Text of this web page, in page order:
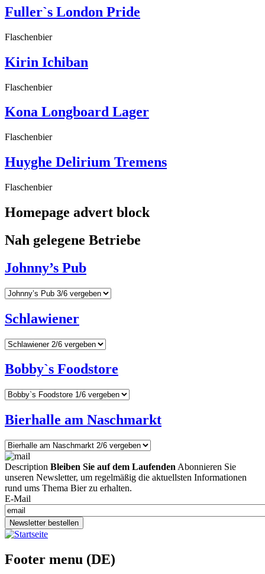
Fuller`s London Pride
Flaschenbier
Kirin Ichiban
Flaschenbier
Kona Longboard Lager
Flaschenbier
Huyghe Delirium Tremens
Flaschenbier
Homepage advert block
Nah gelegene Betriebe
Johnny’s Pub
Schlawiener
Bobby`s Foodstore
Bierhalle am Naschmarkt
Description Bleiben Sie auf dem Laufenden Abonnieren Sie
unseren Newsletter, um regelmäßig die aktuellsten Informationen
rund ums Thema Bier zu erhalten.
E-Mail
Newsletter bestellen
Footer menu (DE)